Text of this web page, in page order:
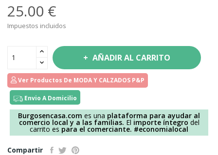
25.00 €
Impuestos incluidos
AÑADIR AL CARRITO
Ver Productos De MODA Y CALZADOS P&P
Envio A Domicilio
Burgosencasa.com es una plataforma para ayudar al
comercio local y a las familias. El importe íntegro del
carrito es para el comerciante. #economialocal
Compartir